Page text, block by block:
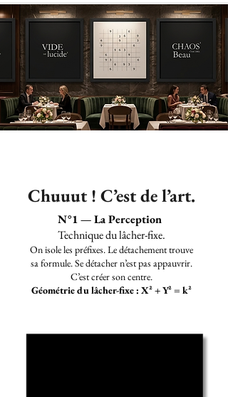
Chuuut ! C’est de l’art.
N°1 — La Perception
Technique du lâcher-fixe.​
On isole les préfixes. Le détachement trouve
sa formule. Se détacher n’est pas appauvrir.
C’est créer son centre.
Géométrie du lâcher-fixe : X² + Y² = k²